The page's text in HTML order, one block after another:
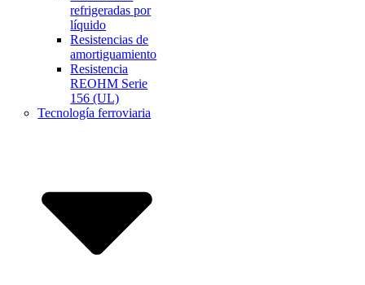
refrigeradas por
líquido
Resistencias de
amortiguamiento
Resistencia
REOHM Serie
156 (UL)
Tecnología ferroviaria